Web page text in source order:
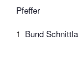
Pfeffer
1 Bund